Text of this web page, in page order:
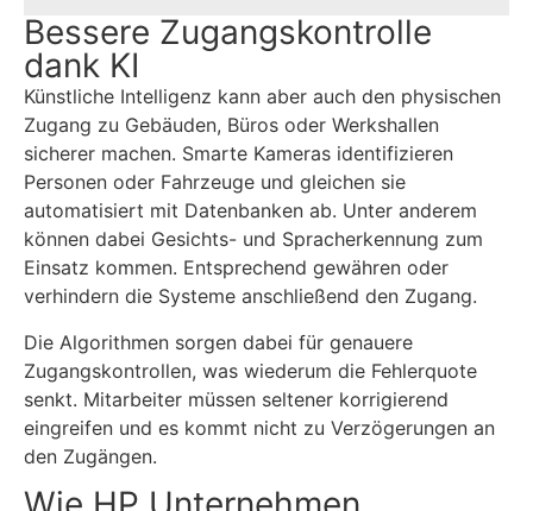
Bessere Zugangskontrolle
dank KI
Künstliche Intelligenz kann aber auch den physischen
Zugang zu Gebäuden, Büros oder Werkshallen
sicherer machen. Smarte Kameras identifizieren
Personen oder Fahrzeuge und gleichen sie
automatisiert mit Datenbanken ab. Unter anderem
können dabei Gesichts- und Spracherkennung zum
Einsatz kommen. Entsprechend gewähren oder
verhindern die Systeme anschließend den Zugang.
Die Algorithmen sorgen dabei für genauere
Zugangskontrollen, was wiederum die Fehlerquote
senkt. Mitarbeiter müssen seltener korrigierend
eingreifen und es kommt nicht zu Verzögerungen an
den Zugängen.